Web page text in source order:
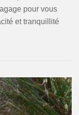
pour vous
et tranquillité